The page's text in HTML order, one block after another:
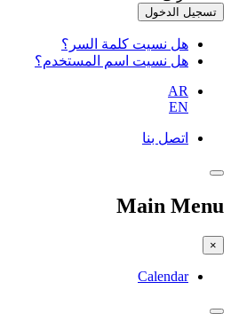
هل نسيت كلمة السر؟
هل نسيت اسم المستخدم؟
AR
EN
اتصل بنا
Main Menu
×
Calendar